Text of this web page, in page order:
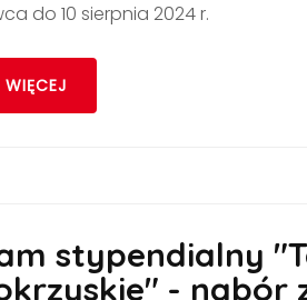
do 10 sierpnia 2024 r.
stypendialny
- nabór